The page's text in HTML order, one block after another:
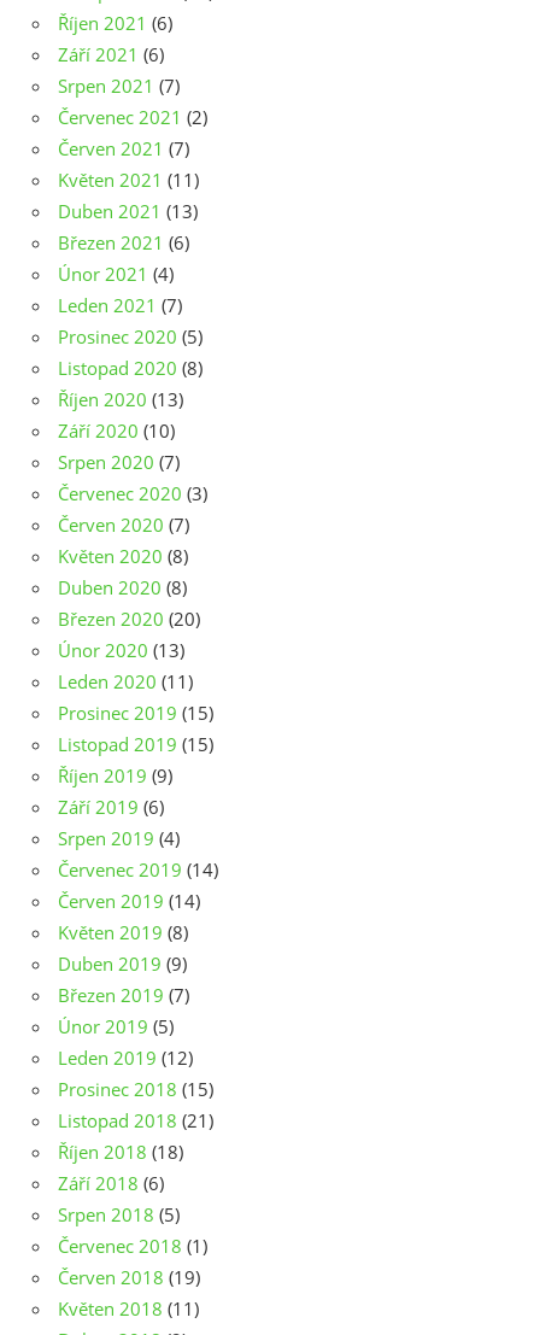
Říjen 2021 (6)
Září 2021 (6)
Srpen 2021 (7)
Červenec 2021 (2)
Červen 2021 (7)
Květen 2021 (11)
Duben 2021 (13)
Březen 2021 (6)
Únor 2021 (4)
Leden 2021 (7)
Prosinec 2020 (5)
Listopad 2020 (8)
Říjen 2020 (13)
Září 2020 (10)
Srpen 2020 (7)
Červenec 2020 (3)
Červen 2020 (7)
Květen 2020 (8)
Duben 2020 (8)
Březen 2020 (20)
Únor 2020 (13)
Leden 2020 (11)
Prosinec 2019 (15)
Listopad 2019 (15)
Říjen 2019 (9)
Září 2019 (6)
Srpen 2019 (4)
Červenec 2019 (14)
Červen 2019 (14)
Květen 2019 (8)
Duben 2019 (9)
Březen 2019 (7)
Únor 2019 (5)
Leden 2019 (12)
Prosinec 2018 (15)
Listopad 2018 (21)
Říjen 2018 (18)
Září 2018 (6)
Srpen 2018 (5)
Červenec 2018 (1)
Červen 2018 (19)
Květen 2018 (11)